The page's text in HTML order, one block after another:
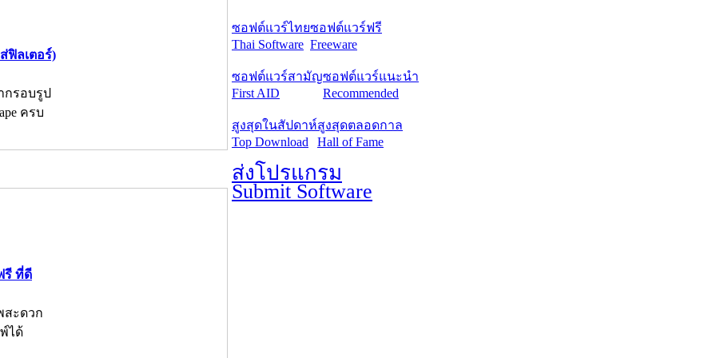
ฟิลเตอร์)
กรอบรูป
ครบ
รี ที่ดี
สะดวก
ได้
ซอฟต์แวร์ไทย
Thai Software
ซอฟต์แวร์ฟรี
Freeware
ซอฟต์แวร์สามัญ
First AID
ซอฟต์แวร์แนะนำ
Recommended
สูงสุดในสัปดาห์
Top Download
สูงสุดตลอดกาล
Hall of Fame
ส่งโปรแกรม
Submit Software